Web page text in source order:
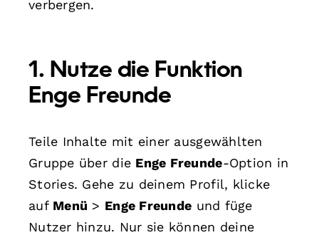
verbergen.
1. Nutze die Funktion
Enge Freunde
Teile Inhalte mit einer ausgewählten
Gruppe über die Enge Freunde-Option in
Stories. Gehe zu deinem Profil, klicke
auf Menü > Enge Freunde und füge
Nutzer hinzu. Nur sie können deine